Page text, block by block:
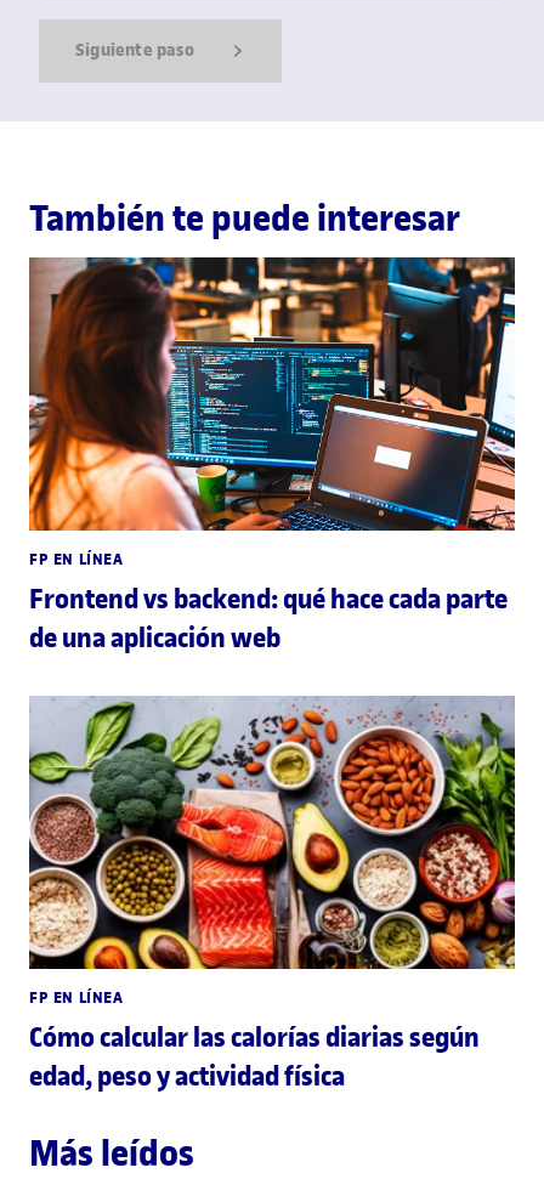
Siguiente paso
También te puede interesar
FP EN LÍNEA
Frontend vs backend: qué hace cada parte
de una aplicación web
FP EN LÍNEA
Cómo calcular las calorías diarias según
edad, peso y actividad física
Más leídos